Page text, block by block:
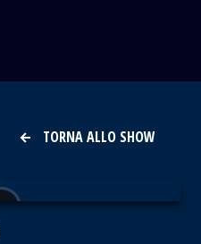
TORNA ALLO SHOW